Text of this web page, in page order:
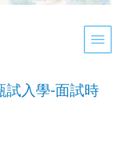
Toggle
試入學-面試時